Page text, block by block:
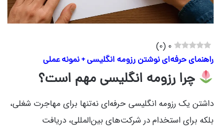
0
(
0
)
راهنمای حرفه‌ای نوشتن رزومه انگلیسی + نمونه عملی
چرا رزومه انگلیسی مهم است؟
داشتن یک رزومه انگلیسی حرفه‌ای نه‌تنها برای مهاجرت شغلی،
بلکه برای استخدام در شرکت‌های بین‌المللی، دریافت